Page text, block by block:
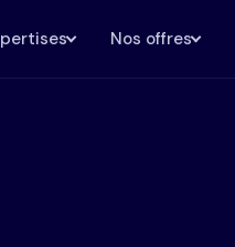
Nos offres